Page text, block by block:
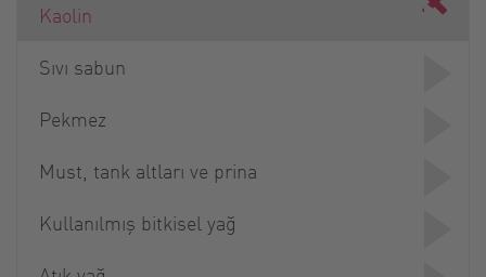
Kaolin
Sıvı sabun
Pekmez
Must, tank altları ve prina
Kullanılmış bitkisel yağ